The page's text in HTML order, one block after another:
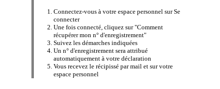
Connectez-vous à votre espace personnel sur Se
connecter
Une fois connecté, cliquez sur "Comment
récupérer mon n° d'enregistrement"
Suivez les démarches indiquées
Un n° d'enregistrement sera attribué
automatiquement à votre déclaration
Vous recevez le récipissé par mail et sur votre
espace personnel